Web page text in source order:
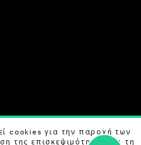
RIGHTS RESERVED.
cookies για την παροχή των
της επισκεψιμότητας και τη